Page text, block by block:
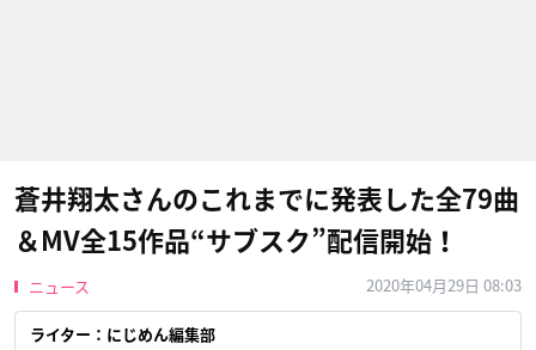
蒼井翔太さんのこれまでに発表した全79曲
＆MV全15作品“サブスク”配信開始！
ニュース 2020年04月29日 08:03
ライター：にじめん編集部